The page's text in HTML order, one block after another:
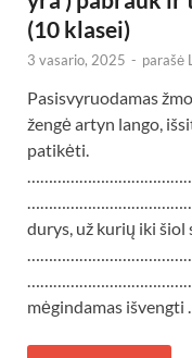
(10 klasei)
3 vasario, 2025 - parašė
Pasisvyruodamas
žengė artyn lango,
patikėti.
durys, už kurių iki šiol
mėgindamas išvengti